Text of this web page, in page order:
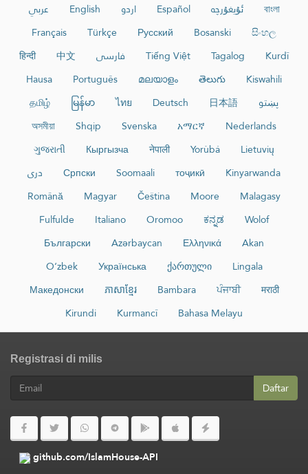
عربي English اردو Español ئۇيغۇرچە
বাংলা
Français
Türkçe Русский Bosanski
සිංහල
हिन्दी
中文 فارسی Tiếng Việt Tagalog
Kurdî
Hausa
Português മലയാളം తెలుగు
Kiswahili
தமிழ்
မြန်မာ ไทย Deutsch 日本語
پښتو
অসমীয়া
Shqip Svenska አማርኛ
Nederlands
ગુજરાતી
Кыргызча नेपाली Yorùbá
Lietuvių
دری
Српски Soomaali тоҷикӣ
Kinyarwanda
Română
Magyar Čeština Moore
Malagasy
Fulfulde
Italiano Oromoo ಕನ್ನಡ
Wolof
Български
Azərbaycan Ελληνικά
Akan
O‘zbek
Українська ქართული
Lingala
Македонски
ភាសាខ្មែរ Bambara ਪੰਜਾਬੀ
मराठी
Kirundi
Kurmancî Bahasa Melayu
Registrasi di milis
Daftar
github.com/IslamHouse-API